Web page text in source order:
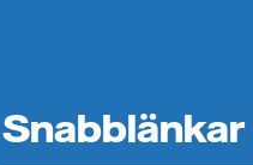
Snabblänkar